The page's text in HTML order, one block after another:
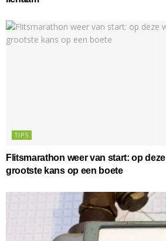
TIPS
Flitsmarathon weer van start: op
grootste kans op een boete